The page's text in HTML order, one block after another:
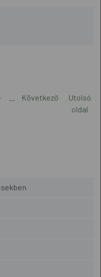
Következő
Utolsó
oldal